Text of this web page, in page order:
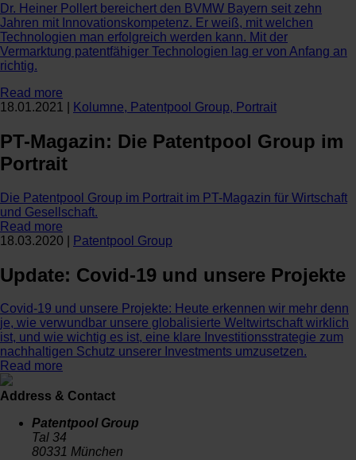
Dr. Heiner Pollert bereichert den BVMW Bayern seit zehn
Jahren mit Innovationskompetenz. Er weiß, mit welchen
Technologien man erfolgreich werden kann. Mit der
Vermarktung patentfähiger Technologien lag er von Anfang an
richtig.
Read more
18.01.2021
Kolumne, Patentpool Group, Portrait
PT-Magazin: Die Patentpool Group im
Portrait
Die Patentpool Group im Portrait im PT-Magazin für Wirtschaft
und Gesellschaft.
Read more
18.03.2020
Patentpool Group
Update: Covid-19 und unsere Projekte
Covid-19 und unsere Projekte: Heute erkennen wir mehr denn
je, wie verwundbar unsere globalisierte Weltwirtschaft wirklich
ist, und wie wichtig es ist, eine klare Investitionsstrategie zum
nachhaltigen Schutz unserer Investments umzusetzen.
Read more
Address & Contact
Patentpool Group
Tal 34
80331 München